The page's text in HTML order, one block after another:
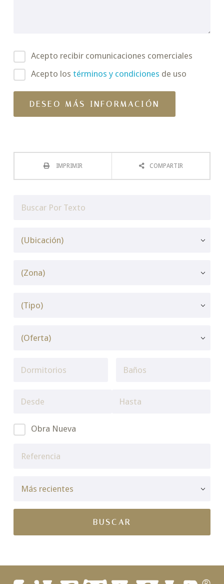
Acepto recibir comunicaciones comerciales
Acepto los términos y condiciones de uso
IMPRIMIR COMPARTIR
Obra Nueva